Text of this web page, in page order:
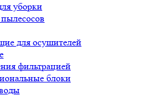
уборки
для осушителей
фильтрацией
блоки